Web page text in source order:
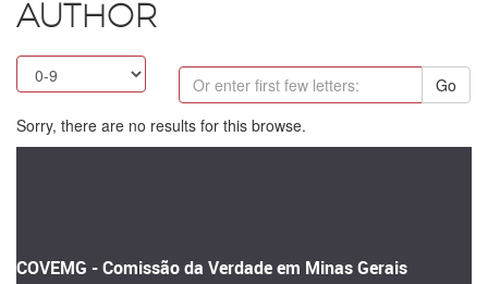
AUTHOR
Go
Sorry, there are no results for this browse.
COVEMG - Comissão da Verdade em Minas Gerais